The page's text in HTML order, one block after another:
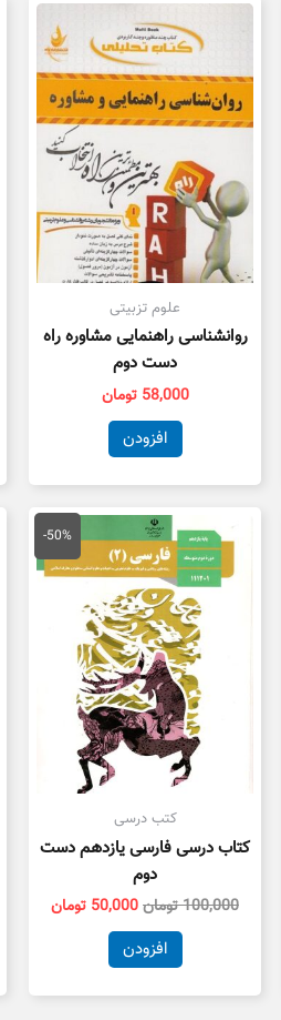
علوم تزبیتی
روانشناسی راهنمایی مشاوره راه
دست دوم
58,000 تومان
افزودن
-50%
کتب درسی
کتاب درسی فارسی یازدهم دست
دوم
100,000تومان
قیمت
اصلی
100,000 تومان
بود.
50,000 تومان
قیمت
فعلی
است.
افزودن